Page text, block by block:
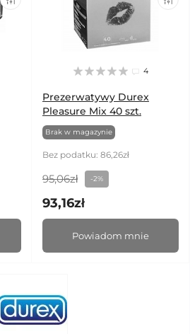
4
Prezerwatywy Durex
Pleasure Mix 40 szt.
Brak w magazynie
Bez podatku: 86,26zł
95,06zł -2%
93,16zł
Powiadom mnie